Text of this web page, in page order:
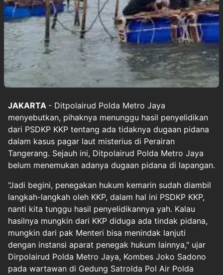
JAKARTA - Ditpolairud Polda Metro Jaya
menyebutkan, pihaknya menunggu hasil penyelidikan
dari PSDKP KKP tentang ada tidaknya dugaan pidana
dalam kasus pagar laut misterius di Perairan
Tangerang. Sejauh ini, Ditpolairud Polda Metro Jaya
belum menemukan adanya dugaan pidana di lapangan.
"Jadi begini, penegakan hukum kemarin sudah diambil
langkah-langkah oleh KKP, dalam hal ini PSDKP KKP,
nanti kita tunggu hasil penyelidikannya yah. Kalau
hasilnya mungkin dari KKP diduga ada tindak pidana,
mungkin dari pak Menteri bisa menindak lanjuti
dengan instansi aparat penegak hukum lainnya," ujar
Dirpolairud Polda Metro Jaya, Kombes Joko Sadono
pada wartawan di Gedung Satrolda Pol Air Polda